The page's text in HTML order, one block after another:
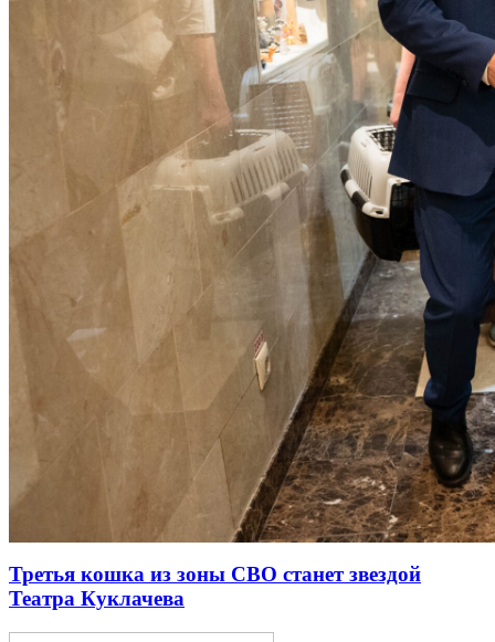
Третья кошка из зоны СВО станет звездой
Театра Куклачева